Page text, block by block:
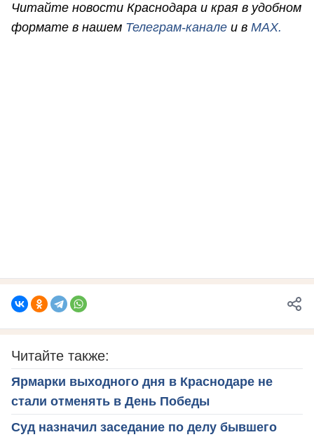
Читайте новости Краснодара и края в удобном
формате в нашем Телеграм-канале и в MAX.
Читайте также:
Ярмарки выходного дня в Краснодаре не
стали отменять в День Победы
Суд назначил заседание по делу бывшего